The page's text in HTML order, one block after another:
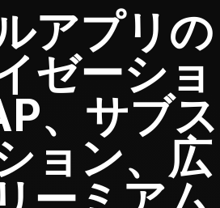
アプリの
ゼーショ
、サブス
ョン、広